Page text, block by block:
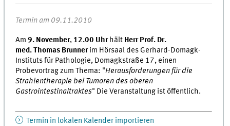
Termin am 09.11.2010
Am9. November, 12.00 Uhrhält Herr Prof. Dr.
med. Thomas Brunnerim Hörsaal des Gerhard-Domagk-
Instituts für Pathologie, Domagkstraße 17, einen
Probevortrag zum Thema: "Herausforderungen für die
Strahlentherapie bei Tumoren des oberen
Gastrointestinaltraktes" Die Veranstaltung ist öffentlich.
Termin in lokalen Kalender importieren